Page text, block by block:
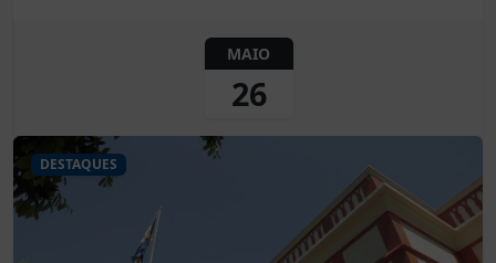
MAIO
26
DESTAQUES